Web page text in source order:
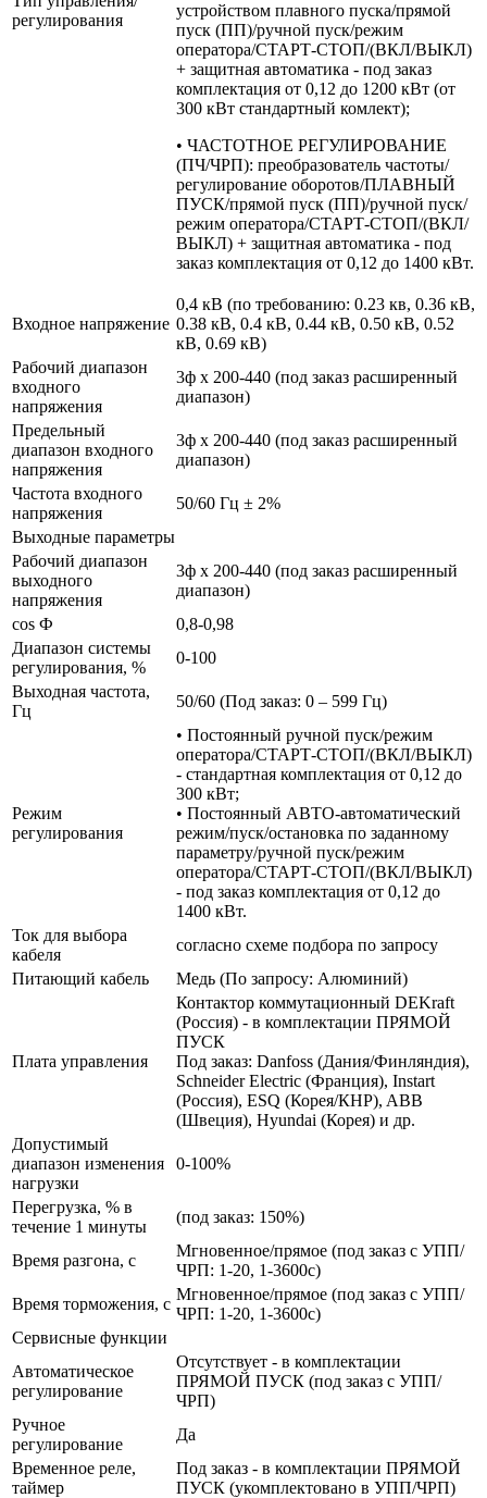
регулирования
устройством плавного пуска/прямой
пуск (ПП)/ручной пуск/режим
оператора/СТАРТ-СТОП/(ВКЛ/ВЫКЛ)
+ защитная автоматика - под заказ
комплектация от 0,12 до 1200 кВт (от
300 кВт стандартный комлект);
• ЧАСТОТНОЕ РЕГУЛИРОВАНИЕ
(ПЧ/ЧРП): преобразователь частоты/
регулирование оборотов/ПЛАВНЫЙ
ПУСК/прямой пуск (ПП)/ручной пуск/
режим оператора/СТАРТ-СТОП/(ВКЛ/
ВЫКЛ) + защитная автоматика - под
заказ комплектация от 0,12 до 1400 кВт.
Входное напряжение
0,4 кВ (по требованию: 0.23 кв, 0.36 кВ,
0.38 кВ, 0.4 кВ, 0.44 кВ, 0.50 кВ, 0.52
кВ, 0.69 кВ)
Рабочий диапазон
входного
напряжения
3ф х 200-440 (под заказ расширенный
диапазон)
Предельный
диапазон входного
напряжения
3ф х 200-440 (под заказ расширенный
диапазон)
Частота входного
напряжения
50/60 Гц ± 2%
Выходные параметры
Рабочий диапазон
выходного
напряжения
3ф х 200-440 (под заказ расширенный
диапазон)
cos Ф
0,8-0,98
Диапазон системы
регулирования, %
0-100
Выходная частота,
Гц
50/60 (Под заказ: 0 – 599 Гц)
Режим
регулирования
• Постоянный ручной пуск/режим
оператора/СТАРТ-СТОП/(ВКЛ/ВЫКЛ)
- стандартная комплектация от 0,12 до
300 кВт;
• Постоянный АВТО-автоматический
режим/пуск/остановка по заданному
параметру/ручной пуск/режим
оператора/СТАРТ-СТОП/(ВКЛ/ВЫКЛ)
- под заказ комплектация от 0,12 до
1400 кВт.
Ток для выбора
кабеля
согласно схеме подбора по запросу
Питающий кабель
Медь (По запросу: Алюминий)
Плата управления
Контактор коммутационный DEKraft
(Россия) - в комплектации ПРЯМОЙ
ПУСК
Под заказ: Danfoss (Дания/Финляндия),
Schneider Electric (Франция), Instart
(Россия), ESQ (Корея/КНР), ABB
(Швеция), Hyundai (Корея) и др.
Допустимый
диапазон изменения
нагрузки
0-100%
Перегрузка, % в
течение 1 минуты
(под заказ: 150%)
Время разгона, с
Мгновенное/прямое (под заказ с УПП/
ЧРП: 1-20, 1-3600с)
Время торможения, с
Мгновенное/прямое (под заказ с УПП/
ЧРП: 1-20, 1-3600с)
Сервисные функции
Автоматическое
регулирование
Отсутствует - в комплектации
ПРЯМОЙ ПУСК (под заказ с УПП/
ЧРП)
Ручное
регулирование
Да
Временное реле,
таймер
Под заказ - в комплектации ПРЯМОЙ
ПУСК (укомплектовано в УПП/ЧРП)